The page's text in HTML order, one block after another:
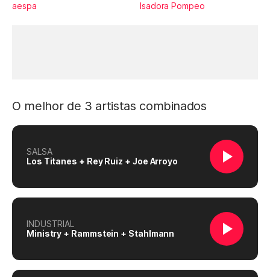
aespa Isadora Pompeo
O melhor de 3 artistas combinados
SALSA
Los Titanes + Rey Ruiz + Joe Arroyo
INDUSTRIAL
Ministry + Rammstein + Stahlmann